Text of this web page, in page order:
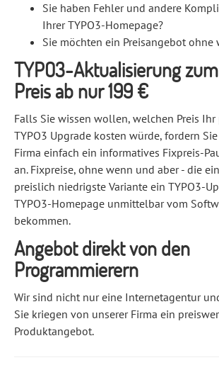
Sie haben Fehler und andere
Ihrer TYPO3-Homepage?
Sie möchten ein Preisangebot ohne
TYPO3-Aktualisierung
Preis ab nur 199 €
Falls Sie wissen wollen, welchen Preis Ihr
TYPO3 Upgrade kosten würde, fordern
Firma einfach ein informatives Fixpreis-
an. Fixpreise, ohne wenn und aber - die
preislich niedrigste Variante ein TYPO3-
TYPO3-Homepage unmittelbar vom
bekommen.
Angebot direkt von den
Programmierern
Wir sind nicht nur eine Internetagentur
Sie kriegen von unserer Firma ein
Produktangebot.